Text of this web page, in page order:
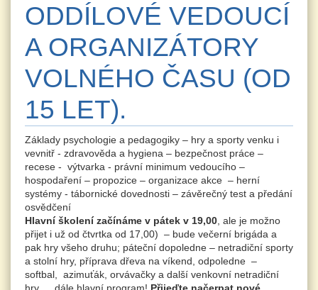
ODDÍLOVÉ VEDOUCÍ
A ORGANIZÁTORY
VOLNÉHO ČASU (OD
15 LET).
Základy psychologie a pedagogiky – hry a sporty venku i
vevnitř - zdravověda a hygiena – bezpečnost práce –
recese - výtvarka - právní minimum vedoucího –
hospodaření – propozice – organizace akce – herní
systémy - tábornické dovednosti – závěrečný test a předání
osvědčení
Hlavní školení začínáme v pátek v 19,00 , ale je možno
přijet i už od čtvrtka od 17,00) – bude večerní brigáda a
pak hry všeho druhu; páteční dopoledne – netradiční sporty
a stolní hry, příprava dřeva na víkend, odpoledne –
softbal, azimuťák, orvávačky a další venkovní netradiční
hry … dále hlavní program! Přijeďte načerpat nové